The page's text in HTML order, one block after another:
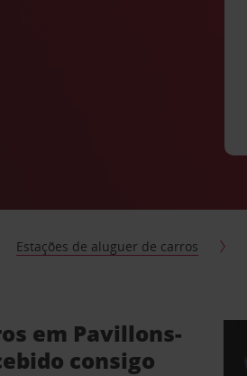
Estações de aluguer de carros
em Pavillons-
consigo